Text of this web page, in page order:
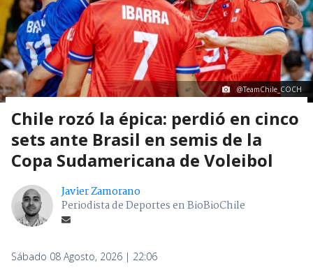
@TeamChile_COCH
Chile rozó la épica: perdió en cinco
sets ante Brasil en semis de la
Copa Sudamericana de Voleibol
Javier Zamorano
Periodista de Deportes en BioBioChile
Sábado 08 Agosto, 2026 | 22:06